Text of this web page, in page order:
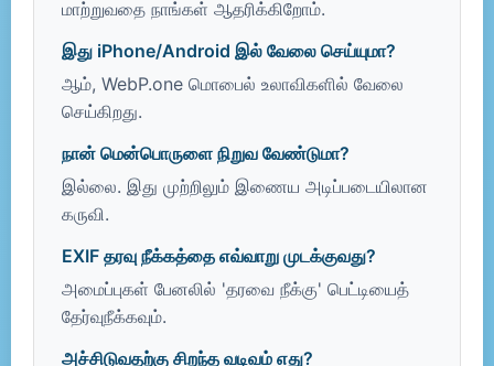
மாற்றுவதை நாங்கள் ஆதரிக்கிறோம்.
இது iPhone/Android இல் வேலை செய்யுமா?
ஆம், WebP.one மொபைல் உலாவிகளில் வேலை
செய்கிறது.
நான் மென்பொருளை நிறுவ வேண்டுமா?
இல்லை. இது முற்றிலும் இணைய அடிப்படையிலான
கருவி.
EXIF தரவு நீக்கத்தை எவ்வாறு முடக்குவது?
அமைப்புகள் பேனலில் 'தரவை நீக்கு' பெட்டியைத்
தேர்வுநீக்கவும்.
அச்சிடுவதற்கு சிறந்த வடிவம் எது?